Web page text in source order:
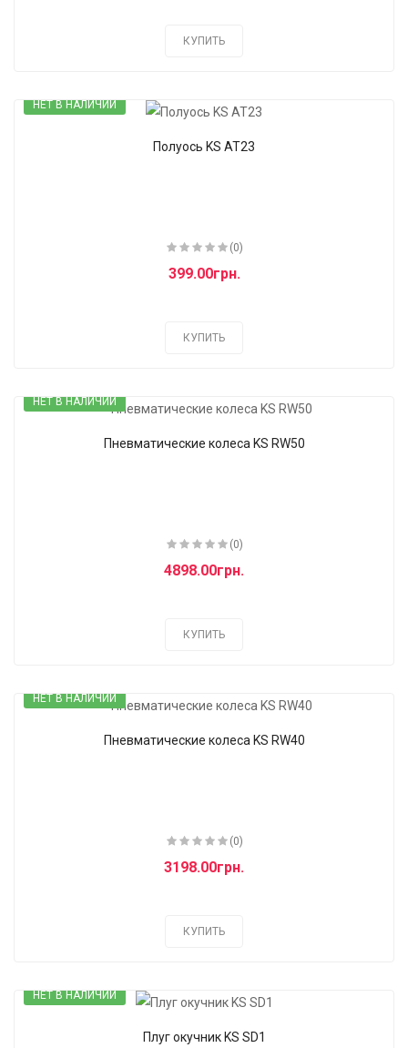
КУПИТЬ
НЕТ В НАЛИЧИИ
Полуось KS AT23
(0)
399.00грн.
КУПИТЬ
НЕТ В НАЛИЧИИ
Пневматические колеса KS RW50
(0)
4898.00грн.
КУПИТЬ
НЕТ В НАЛИЧИИ
Пневматические колеса KS RW40
(0)
3198.00грн.
КУПИТЬ
НЕТ В НАЛИЧИИ
Плуг окучник KS SD1